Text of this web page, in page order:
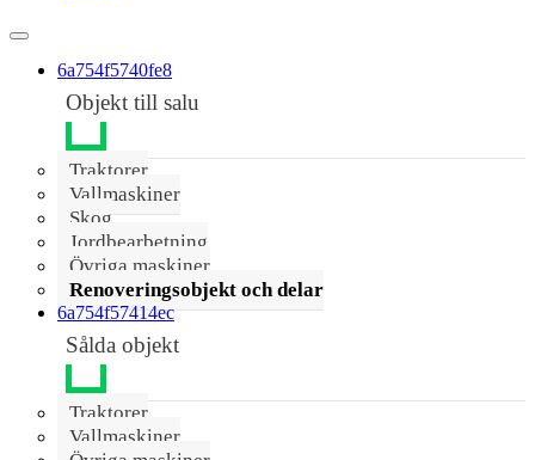
6a754f5740fe8
Objekt till salu
Traktorer
Vallmaskiner
Skog
Jordbearbetning
Övriga maskiner
Renoveringsobjekt och delar
6a754f57414ec
Sålda objekt
Traktorer
Vallmaskiner